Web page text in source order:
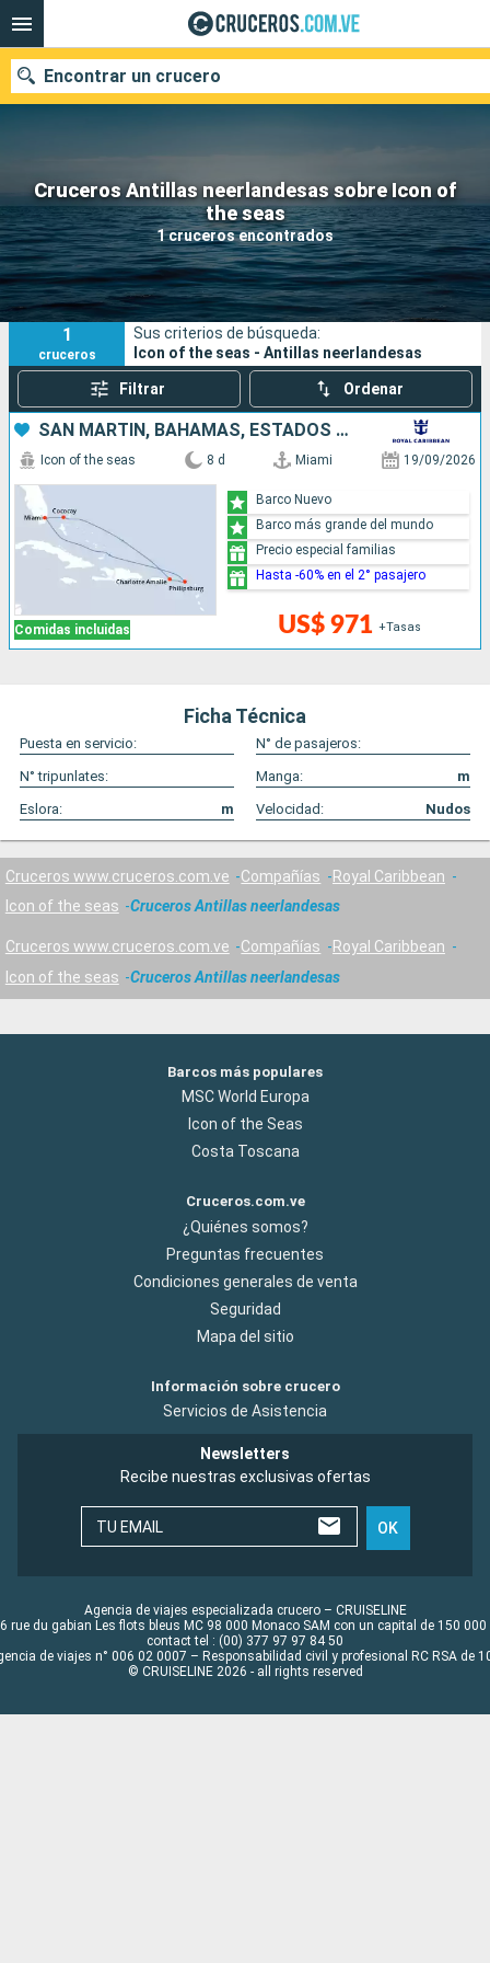
Cruceros Antillas neerlandesas sobre Icon of
the seas
1 cruceros encontrados
Encontrar un crucero
Nuestros destinos
Fecha de salida
Puertos Compañías
Buscar
1
cruceros
Sus criterios de búsqueda:
Icon of the seas - Antillas neerlandesas
Filtrar Ordenar
SAN MARTÍN, BAHAMAS, ESTADOS UNIDOS
Comidas incluidas
Icon of the seas 8 d Miami 19/09/2026
US$ 971 +Tasas
Barco Nuevo
Barco más grande del mundo
Precio especial familias
Hasta -60% en el 2° pasajero
Ficha Técnica
Puesta en servicio:
N° de pasajeros:
N° tripunlates:
Manga:
m
Eslora:
m Velocidad: Nudos
Cruceros www.cruceros.com.ve Compañías
Royal Caribbean
Icon of the seas
Cruceros Antillas neerlandesas
Cruceros www.cruceros.com.ve Compañías
Royal Caribbean
Icon of the seas
Cruceros Antillas neerlandesas
Barcos más populares
MSC World Europa
Icon of the Seas
Costa Toscana
Cruceros.com.ve
¿Quiénes somos?
Preguntas frecuentes
Condiciones generales de venta
Seguridad
Mapa del sitio
Información sobre crucero
Servicios de Asistencia
Newsletters
Recibe nuestras exclusivas ofertas
TU EMAIL OK
Agencia de viajes especializada crucero – CRUISELINE
rue du gabian Les flots bleus MC 98 000 Monaco SAM con un capital de 150 000
contact tel : (00) 377 97 97 84 50
de viajes n° 006 02 0007 – Responsabilidad civil y profesional RC RSA de
© CRUISELINE 2026 - all rights reserved